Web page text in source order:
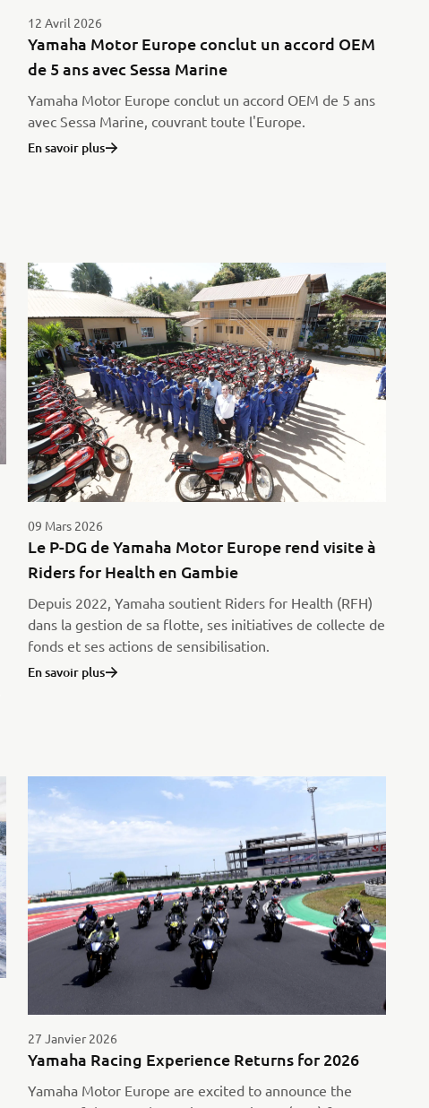
12 Avril 2026
Yamaha Motor Europe conclut un accord OEM
de 5 ans avec Sessa Marine
Yamaha Motor Europe conclut un accord OEM de 5 ans
avec Sessa Marine, couvrant toute l'Europe.
En savoir plus
09 Mars 2026
Le P-DG de Yamaha Motor Europe rend visite à
Riders for Health en Gambie
Depuis 2022, Yamaha soutient Riders for Health (RFH)
dans la gestion de sa flotte, ses initiatives de collecte de
fonds et ses actions de sensibilisation.
En savoir plus
27 Janvier 2026
Yamaha Racing Experience Returns for 2026
Yamaha Motor Europe are excited to announce the